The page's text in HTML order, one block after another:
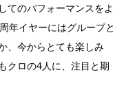
てのパフォーマンスをよ
年イヤーにはグループと
、今からとても楽しみ
クロの4人に、注目と期